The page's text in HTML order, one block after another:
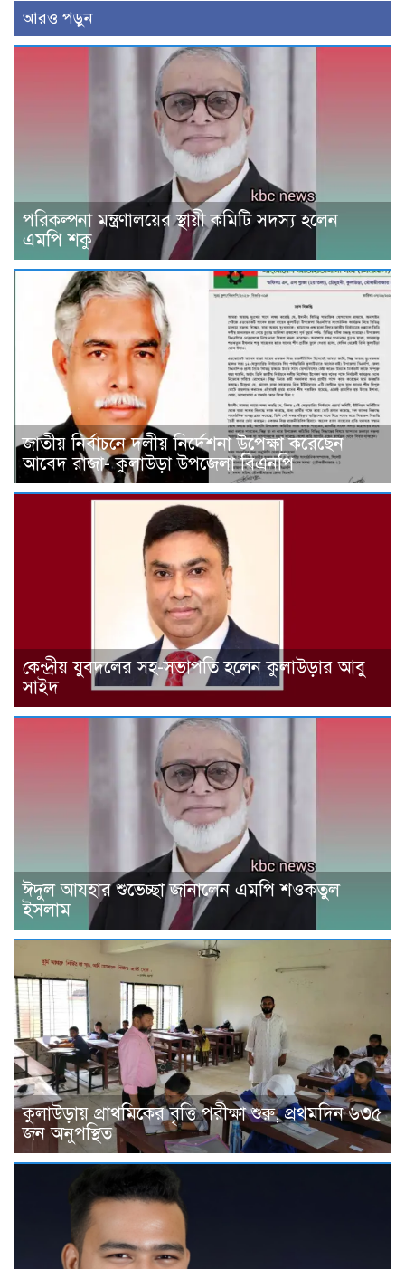
আরও পড়ুন
পরিকল্পনা মন্ত্রণালয়ের স্থায়ী কমিটি সদস্য হলেন
এমপি শকু
জাতীয় নির্বাচনে দলীয় নির্দেশনা উপেক্ষা করেছেন
আবেদ রাজা- কুলাউড়া উপজেলা বিএনপি
কেন্দ্রীয় যুবদলের সহ-সভাপতি হলেন কুলাউড়ার আবু
সাইদ
ঈদুল আযহার শুভেচ্ছা জানালেন এমপি শওকতুল
ইসলাম
কুলাউড়ায় প্রাথমিকের বৃত্তি পরীক্ষা শুরু, প্রথমদিন ৬৩৫
জন অনুপস্থিত